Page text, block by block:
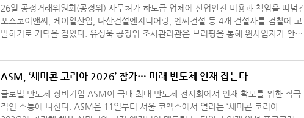
26일 공정거래위원회(공정위) 사무처가 하도급 업체에 산업안전 비용과 책임을 떠넘긴
포스코이앤씨, 케이알산업, 다산건설엔지니어링, 엔씨건설 등 4개 건설사를 검찰에 고
발하기로 가닥을 잡았다. 유성욱 공정위 조사관리관은 브리핑을 통해 원사업자가 안전
ASM, ‘세미콘 코리아 2026’ 참가… 미래 반도체 인재 잡는다
글로벌 반도체 장비기업 ASM이 국내 최대 반도체 전시회에서 인재 확보를 위한 적극
적인 소통에 나선다. ASM은 11일부터 서울 코엑스에서 열리는 ‘세미콘 코리아